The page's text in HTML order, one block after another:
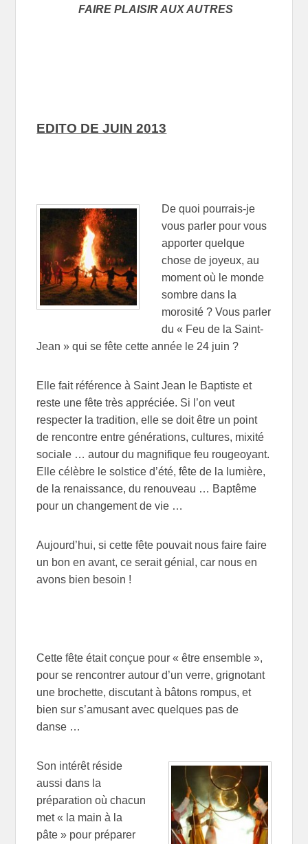
FAIRE PLAISIR AUX AUTRES
EDITO DE JUIN 2013
De quoi pourrais-je
vous parler pour vous
apporter quelque
chose de joyeux, au
moment où le monde
sombre dans la
morosité ? Vous parler
du « Feu de la Saint-
Jean » qui se fête cette année le 24 juin ?
Elle fait référence à Saint Jean le Baptiste et
reste une fête très appréciée. Si l’on veut
respecter la tradition, elle se doit être un point
de rencontre entre générations, cultures, mixité
sociale … autour du magnifique feu rougeoyant.
Elle célèbre le solstice d’été, fête de la lumière,
de la renaissance, du renouveau … Baptême
pour un changement de vie …
Aujourd’hui, si cette fête pouvait nous faire faire
un bon en avant, ce serait génial, car nous en
avons bien besoin !
Cette fête était conçue pour « être ensemble »,
pour se rencontrer autour d’un verre, grignotant
une brochette, discutant à bâtons rompus, et
bien sur s’amusant avec quelques pas de
danse …
Son intérêt réside
aussi dans la
préparation où chacun
met « la main à la
pâte » pour préparer